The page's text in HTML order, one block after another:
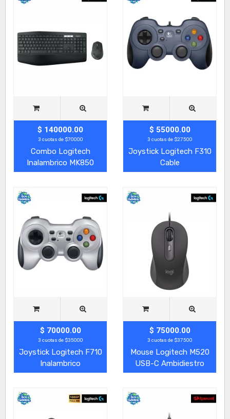
$ 140000.00
3 cuotas de $70000
Combo Logitech
Inalambrico MK850
$ 55000.00
3 cuotas de $27500
Joystick Logitech F310
Cable
$ 70000.00
3 cuotas de $35000
Joystick Logitech F710
Inalambrico
$ 75000.00
3 cuotas de $37500
Mouse Logitech M520
USB-C Ambidiestro